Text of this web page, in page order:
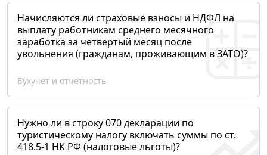
Начисляются ли страховые взносы и НДФЛ на
выплату работникам среднего месячного
заработка за четвертый месяц после
увольнения (гражданам, проживающим в ЗАТО)?
Бухучет и отчетность
Нужно ли в строку 070 декларации по
туристическому налогу включать суммы по ст.
418.5-1 НК РФ (налоговые льготы)?